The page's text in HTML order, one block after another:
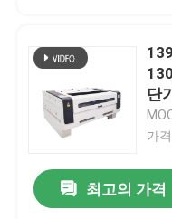
단기
가
최고의 가격